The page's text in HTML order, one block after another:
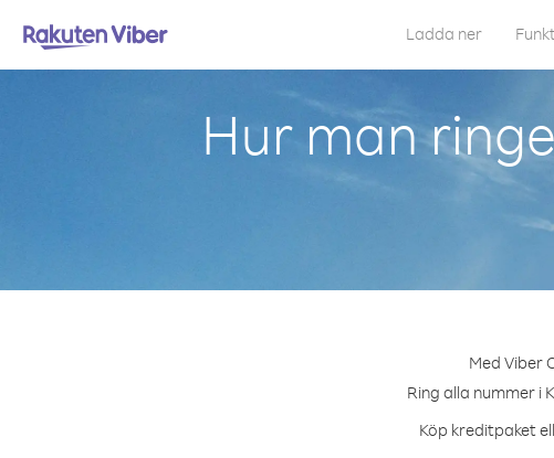
Ladda ner
Hur man
Med Viber
Ring alla nummer i
Köp kreditpaket